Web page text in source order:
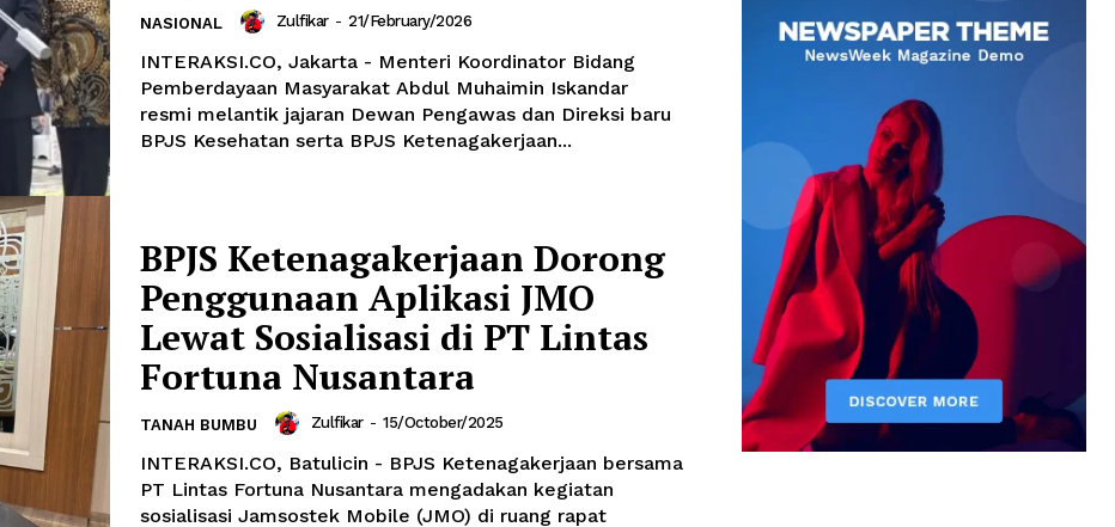
NASIONAL Zulfikar - 21/February/2026
INTERAKSI.CO, Jakarta - Menteri Koordinator Bidang
Pemberdayaan Masyarakat Abdul Muhaimin Iskandar
resmi melantik jajaran Dewan Pengawas dan Direksi baru
BPJS Kesehatan serta BPJS Ketenagakerjaan...
BPJS Ketenagakerjaan Dorong
Penggunaan Aplikasi JMO
Lewat Sosialisasi di PT Lintas
Fortuna Nusantara
TANAH BUMBU Zulfikar - 15/October/2025
INTERAKSI.CO, Batulicin - BPJS Ketenagakerjaan bersama
PT Lintas Fortuna Nusantara mengadakan kegiatan
sosialisasi Jamsostek Mobile (JMO) di ruang rapat